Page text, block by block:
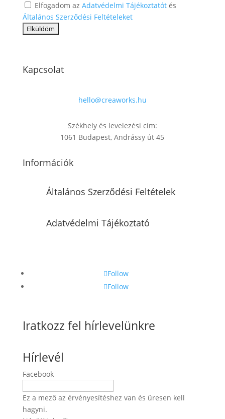
Elfogadom az Adatvédelmi Tájékoztatótés
Általános Szerződési Feltételeket
Kapcsolat
hello@creaworks.hu
Székhely és levelezési cím:
1061 Budapest, Andrássy út 45
Információk
Általános Szerződési Feltételek
Adatvédelmi Tájékoztató
Follow
Follow
Iratkozz fel hírlevelünkre
Hírlevél
Facebook
Ez a mező az érvényesítéshez van és üresen kell
hagyni.